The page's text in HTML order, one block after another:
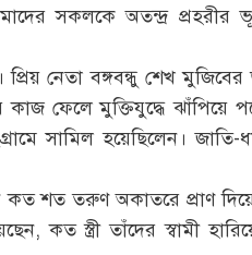
সকলকে অতন্দ্র প্রহরীর
নেতা বঙ্গবন্ধু শেখ মুজিবের
ফেলে মুক্তিযুদ্ধে ঝাঁপিয়ে
সামিল হয়েছিলেন। জাতি-
কত শত তরুণ অকাতরে প্রাণ
কত স্ত্রী তাঁদের স্বামী